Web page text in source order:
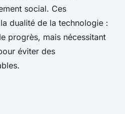
social. Ces
dualité de la technologie :
progrès, mais nécessitant
éviter des